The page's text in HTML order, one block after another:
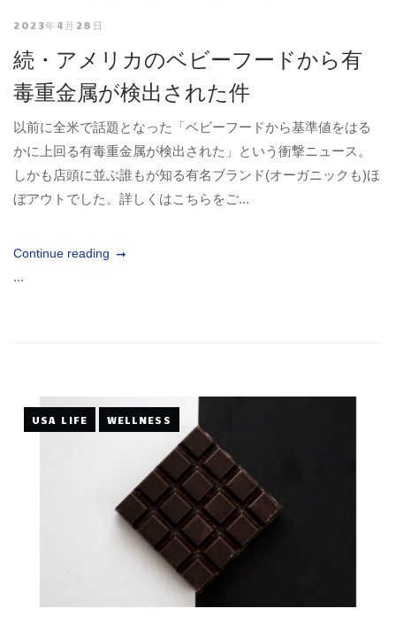
2023年4月28日
続・アメリカのベビーフードから有
毒重金属が検出された件
以前に全米で話題となった「ベビーフードから基準値をはる
かに上回る有毒重金属が検出された」という衝撃ニュース。
しかも店頭に並ぶ誰もが知る有名ブランド(オーガニックも)ほ
ぼアウトでした。詳しくはこちらをご...
Continue reading
...
USA LIFE WELLNESS